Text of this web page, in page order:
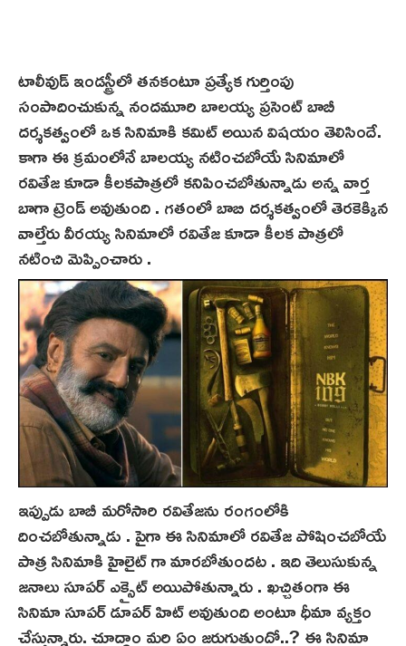
టాలీవుడ్ ఇండస్ట్రీలో తనకంటూ ప్రత్యేక గుర్తింపు
సంపాదించుకున్న నందమూరి బాలయ్య ప్రసెంట్ బాబీ
దర్శకత్వంలో ఒక సినిమాకి కమిట్ అయిన విషయం తెలిసిందే.
కాగా ఈ క్రమంలోనే బాలయ్య నటించబోయే సినిమాలో
రవితేజ కూడా కీలకపాత్రలో కనిపించబోతున్నాడు అన్న వార్త
బాగా ట్రెండ్ అవుతుంది . గతంలో బాబి దర్శకత్వంలో తెరకెక్కిన
వాల్తేరు వీరయ్య సినిమాలో రవితేజ కూడా కీలక పాత్రలో
నటించి మెప్పించారు .
ఇప్పుడు బాబీ మరోసారి రవితేజను రంగంలోకి
దించబోతున్నాడు . పైగా ఈ సినిమాలో రవితేజ పోషించబోయే
పాత్ర సినిమాకి హైలైట్ గా మారబోతుందట . ఇది తెలుసుకున్న
జనాలు సూపర్ ఎక్సైట్ అయిపోతున్నారు . ఖచ్చితంగా ఈ
సినిమా సూపర్ డూపర్ హిట్ అవుతుంది అంటూ ధీమా వ్యక్తం
చేస్తున్నారు. చూద్దాం మరి ఏం జరుగుతుందో..? ఈ సినిమా